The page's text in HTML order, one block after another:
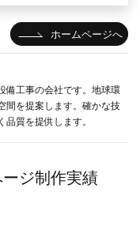
ホームページへ
備工事の会社です。地球環
間を提案します。確かな技
質を提供します。
ジ制作実績